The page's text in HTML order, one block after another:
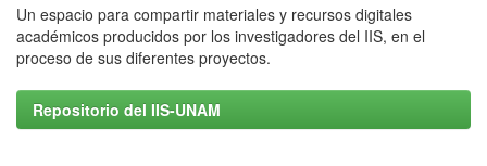
Un espacio para compartir materiales y recursos digitales
académicos producidos por los investigadores del IIS, en el
proceso de sus diferentes proyectos.
Repositorio del IIS-UNAM